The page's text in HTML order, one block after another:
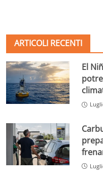
ARTICOLI RECENTI
El